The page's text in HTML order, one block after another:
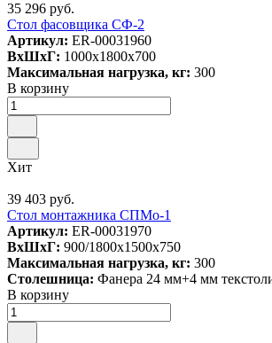
35 296 руб.
Cтол фасовщика СФ-2
Артикул: ER-00031960
ВxШxГ: 1000x1800x700
Максимальная нагрузка, кг: 300
В корзину
Хит
39 403 руб.
Стол монтажника СПМо-1
Артикул: ER-00031970
ВxШxГ: 900/1800x1500x750
Максимальная нагрузка, кг: 300
Столешница: Фанера 24 мм+4 мм
В корзину